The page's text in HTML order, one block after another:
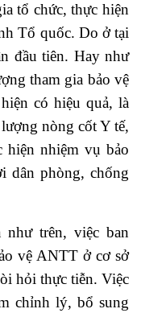
tổ chức, thực hiện
Tổ quốc. Do ở tại
đầu tiên. Hay như
tham gia bảo vệ
có hiệu quả, là
nòng cốt Y tế,
nhiệm vụ bảo
dân phòng, chống
trên, việc ban
vệ ANTT ở cơ sở
hỏi thực tiễn. Việc
chỉnh lý, bổ sung